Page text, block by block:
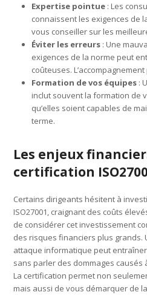
Expertise pointue : Les
connaissent les exigences de
vous conseiller sur les
Éviter les erreurs : Une
exigences de la norme peut
coûteuses.
Formation de vos équipes :
inclut souvent la formation de
qu’elles soient capables de
terme.
Les enjeux
certification
Certains dirigeants hésitent à
ISO27001, craignant des coûts
de considérer cet investissement
des risques financiers plus grands.
attaque informatique peut
sans parler des dommages causés
La certification permet non
mais aussi de vous démarquer de